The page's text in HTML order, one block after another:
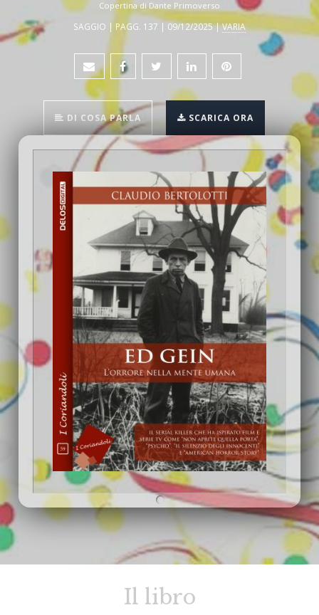
Copertina di Dante Primoverso
SAGGIO | PAGG. 137 | 09/12/2025 |VARIA
DI COSA PARLA SCARICA ORA
Il libro